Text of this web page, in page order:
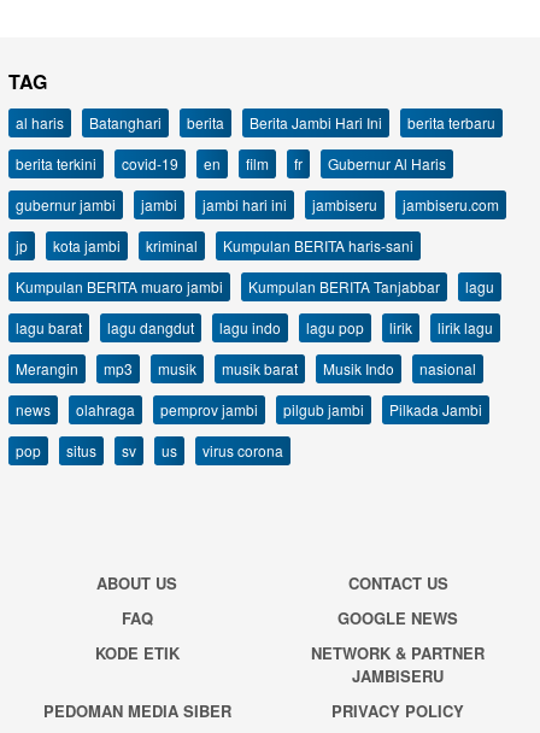
TAG
al haris Batanghari berita Berita Jambi Hari Ini
berita terbaru
berita terkini
covid-19 en film fr
Gubernur Al Haris
gubernur jambi
jambi jambi hari ini jambiseru
jambiseru.com
jp
kota jambi kriminal
Kumpulan BERITA haris-sani
Kumpulan BERITA muaro jambi
Kumpulan BERITA Tanjabbar
lagu
lagu barat
lagu dangdut lagu indo lagu pop lirik
lirik lagu
Merangin
mp3 musik musik barat Musik Indo
nasional
news
olahraga pemprov jambi pilgub jambi
Pilkada Jambi
pop
situs sv us virus corona
ABOUT US
CONTACT US
FAQ
GOOGLE NEWS
KODE ETIK
NETWORK & PARTNER
JAMBISERU
PEDOMAN MEDIA SIBER
PRIVACY POLICY